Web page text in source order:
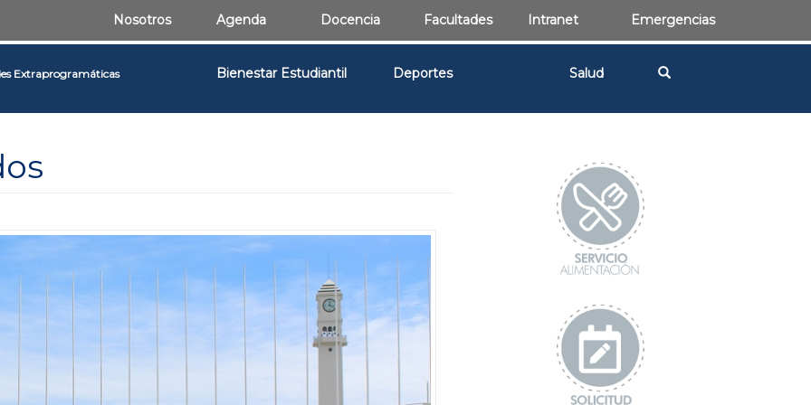
Nosotros Agenda Docencia Facultades Intranet Emergencias
Extraprogramáticas Bienestar Estudiantil Deportes Salud